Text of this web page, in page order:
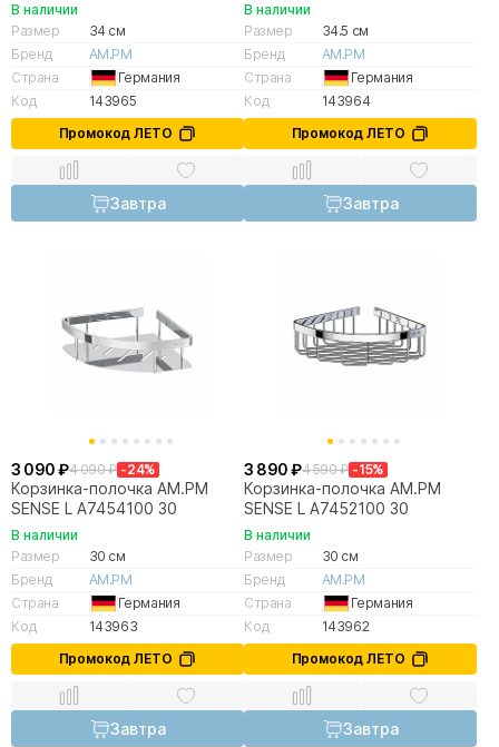
В наличии
Размер
34 см
Бренд
AM.PM
Страна
Германия
Код
143965
Промокод ЛЕТО
Завтра
В наличии
Размер
34.5 см
Бренд
AM.PM
Страна
Германия
Код
143964
Промокод ЛЕТО
Завтра
3 090 ₽4 090 ₽ -24%
Корзинка-полочка AM.PM
SENSE L A7454100 30
В наличии
Размер
30 см
Бренд
AM.PM
Страна
Германия
Код
143963
Промокод ЛЕТО
Завтра
3 890 ₽4 590 ₽ -15%
Корзинка-полочка AM.PM
SENSE L A7452100 30
В наличии
Размер
30 см
Бренд
AM.PM
Страна
Германия
Код
143962
Промокод ЛЕТО
Завтра